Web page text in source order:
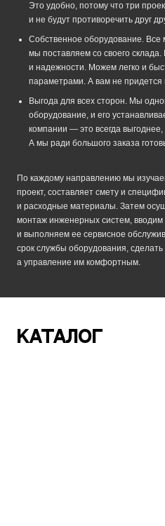
Это удобно, потому что три
и не будут противоречить друг
Собственное оборудование. Все
мы поставляем со своего
и надежности. Можем легко и
параметрами. А вам не придется
Выгода для всех сторон. Мы
оборудование, и его
компании — это всегда
А мы ради большого заказа
По каждому направлению мы
проект, составляет смету и
и расходные материалы. Затем
монтаж инженерных систем, вводим
и выполняем ее сервисное
срок службы оборудования,
а управление им комфортным.
Каталог